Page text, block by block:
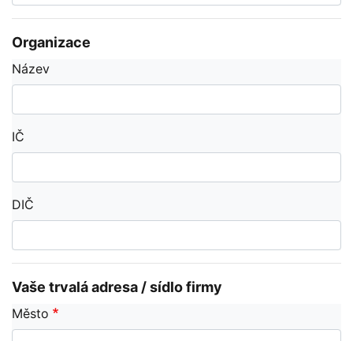
Organizace
Název
IČ
DIČ
Vaše trvalá adresa / sídlo firmy
Město